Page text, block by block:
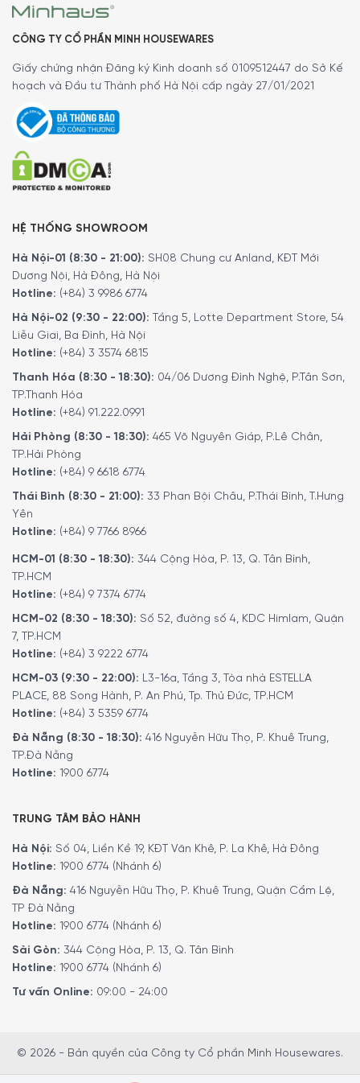
CÔNG TY CỔ PHẦN MINH HOUSEWARES
Giấy chứng nhận Đăng ký Kinh doanh số 0109512447 do Sở Kế
hoạch và Đầu tư Thành phố Hà Nội cấp ngày 27/01/2021
HỆ THỐNG SHOWROOM
Hà Nội-01 (8:30 - 21:00): SH08 Chung cư Anland, KĐT Mới
Dương Nội, Hà Đông, Hà Nội
Hotline: (+84) 3 9986 6774
Hà Nội-02 (9:30 - 22:00): Tầng 5, Lotte Department Store, 54
Liễu Giai, Ba Đình, Hà Nội
Hotline: (+84) 3 3574 6815
Thanh Hóa (8:30 - 18:30): 04/06 Dương Đình Nghệ, P.Tân Sơn,
TP.Thanh Hóa
Hotline: (+84) 91.222.0991
Hải Phòng (8:30 - 18:30): 465 Võ Nguyên Giáp, P.Lê Chân,
TP.Hải Phòng
Hotline: (+84) 9 6618 6774
Thái Bình (8:30 - 21:00): 33 Phan Bội Châu, P.Thái Bình, T.Hưng
Yên
Hotline: (+84) 9 7766 8966
HCM-01 (8:30 - 18:30): 344 Cộng Hòa, P. 13, Q. Tân Bình,
TP.HCM
Hotline: (+84) 9 7374 6774
HCM-02 (8:30 - 18:30): Số 52, đường số 4, KDC Himlam, Quận
7, TP.HCM
Hotline: (+84) 3 9222 6774
HCM-03 (9:30 - 22:00): L3-16a, Tầng 3, Tòa nhà ESTELLA
PLACE, 88 Song Hành, P. An Phú, Tp. Thủ Đức, TP.HCM
Hotline: (+84) 3 5359 6774
Đà Nẵng (8:30 - 18:30): 416 Nguyễn Hữu Thọ, P. Khuê Trung,
TP.Đà Nẵng
Hotline: 1900 6774
TRUNG TÂM BẢO HÀNH
Hà Nội: Số 04, Liền Kề 19, KĐT Văn Khê, P. La Khê, Hà Đông
Hotline: 1900 6774 (Nhánh 6)
Đà Nẵng: 416 Nguyễn Hữu Thọ, P. Khuê Trung, Quận Cẩm Lệ,
TP Đà Nẵng
Hotline: 1900 6774 (Nhánh 6)
Sài Gòn: 344 Cộng Hòa, P. 13, Q. Tân Bình
Hotline: 1900 6774 (Nhánh 6)
Tư vấn Online: 09:00 - 24:00
© 2026 - Bản quyền của Công ty Cổ phần Minh Housewares.